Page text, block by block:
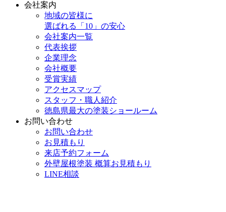
会社案内
地域の皆様に
選ばれる「10」の安心
会社案内一覧
代表挨拶
企業理念
会社概要
受賞実績
アクセスマップ
スタッフ・職人紹介
徳島県最大の塗装ショールーム
お問い合わせ
お問い合わせ
お見積もり
来店予約フォーム
外壁屋根塗装 概算お見積もり
LINE相談